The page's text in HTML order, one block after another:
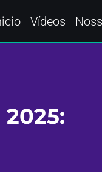
Vídeos